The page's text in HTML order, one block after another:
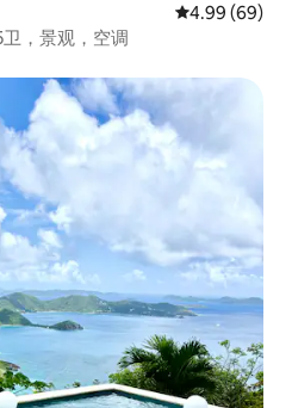
平均评分 4.99
4.99 (69)
，景观，空调